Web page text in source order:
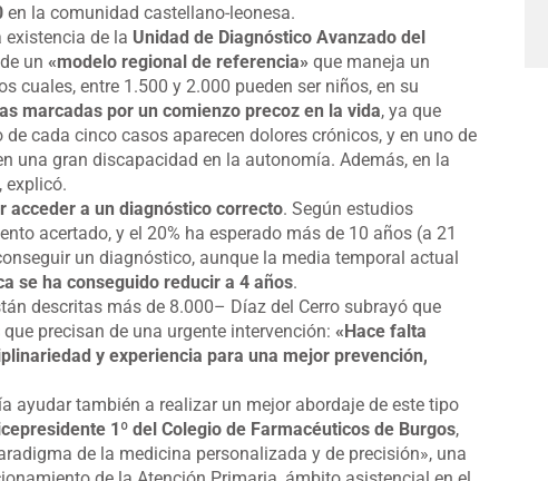
en la comunidad castellano-leonesa.
existencia de la Unidad de Diagnóstico Avanzado del
un «modelo regional de referencia» que maneja un
cuales, entre 1.500 y 2.000 pueden ser niños, en su
marcadas por un comienzo precoz en la vida, ya que
cada cinco casos aparecen dolores crónicos, y en uno de
una gran discapacidad en la autonomía. Además, en la
explicó.
acceder a un diagnóstico correcto. Según estudios
acertado, y el 20% ha esperado más de 10 años (a 21
un diagnóstico, aunque la media temporal actual
se ha conseguido reducir a 4 años.
descritas más de 8.000– Díaz del Cerro subrayó que
precisan de una urgente intervención: «Hace falta
y experiencia para una mejor prevención,
ayudar también a realizar un mejor abordaje de este tipo
1º del Colegio de Farmacéuticos de Burgos,
de la medicina personalizada y de precisión», una